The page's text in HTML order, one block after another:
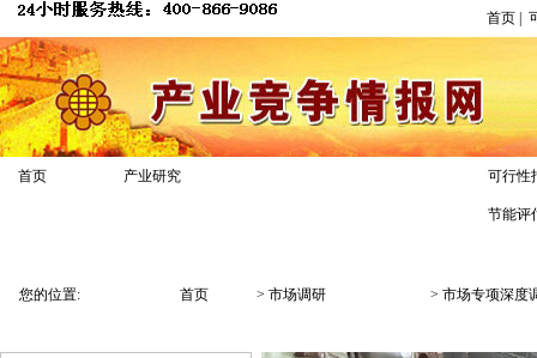
首页
首页 产业研究 可行性
节能评
您的位置: 首页 > 市场调研 > 市场专项深度